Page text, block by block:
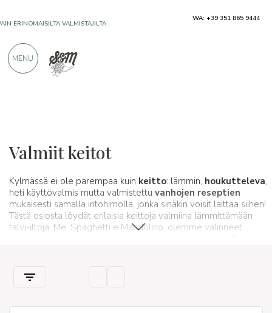
Valmiit keitot
Kylmässä ei ole parempaa kuin keitto: lämmin, houkutteleva,
heti käyttövalmis mutta valmistettu vanhojen reseptien
mukaisesti samalla intohimolla, jonka sinäkin voisit laittaa siihen!
Tästä osiosta löydät erilaisia keittoja valmiina lämmittämään
talvi-iltoja. Me, Spaghetti e Mandolino, olemme valinneet
ERINOMAISILTA VALMISTAJILTA
900 POSITIIVISTA ARVOSTELUA
WA: +39 351 865 9444
MENU